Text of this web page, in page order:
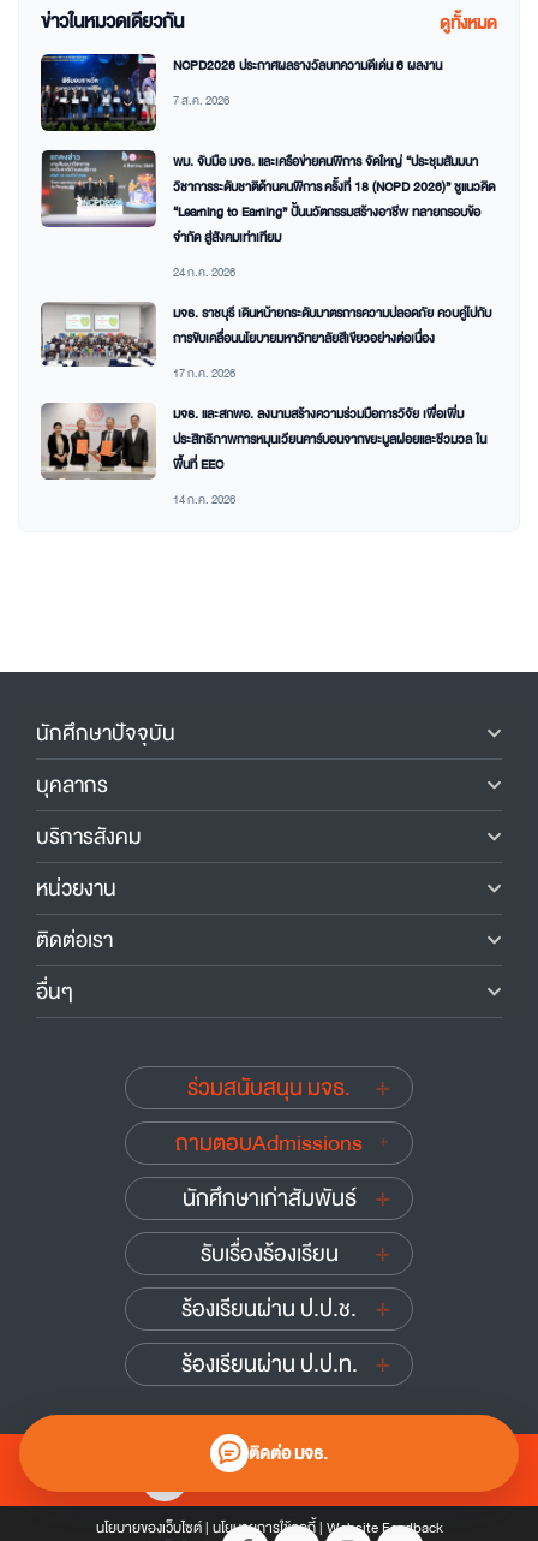
ข่าวในหมวดเดียวกัน ดูทั้งหมด
NCPD2026 ประกาศผลรางวัลบทความดีเด่น 6 ผลงาน
7 ส.ค. 2026
พม. จับมือ มจธ. และเครือข่ายคนพิการ จัดใหญ่ “ประชุมสัมมนา
วิชาการระดับชาติด้านคนพิการ ครั้งที่ 18 (NCPD 2026)” ชูแนวคิด
“Learning to Earning” ปั้นนวัตกรรมสร้างอาชีพ ทลายกรอบข้อ
จำกัด สู่สังคมเท่าเทียม
24 ก.ค. 2026
มจธ. ราชบุรี เดินหน้ายกระดับมาตรการความปลอดภัย ควบคู่ไปกับ
การขับเคลื่อนนโยบายมหาวิทยาลัยสีเขียวอย่างต่อเนื่อง
17 ก.ค. 2026
มจธ. และสกพอ. ลงนามสร้างความร่วมมือการวิจัย เพื่อเพิ่ม
ประสิทธิภาพการหมุนเวียนคาร์บอนจากขยะมูลฝอยและชีวมวล ใน
พื้นที่ EEC
14 ก.ค. 2026
ติดต่อ มจธ.
นักศึกษาปัจจุบัน
บุคลากร
บริการสังคม
หน่วยงาน
ติดต่อเรา
อื่นๆ
ร่วมสนับสนุน มจธ.
ถามตอบAdmissions
นักศึกษาเก่าสัมพันธ์
รับเรื่องร้องเรียน
ร้องเรียนผ่าน ป.ป.ช.
ร้องเรียนผ่าน ป.ป.ท.
0 2470 8000
นโยบายของเว็บไซต์| นโยบายการใช้คุกกี้| Website Feedback